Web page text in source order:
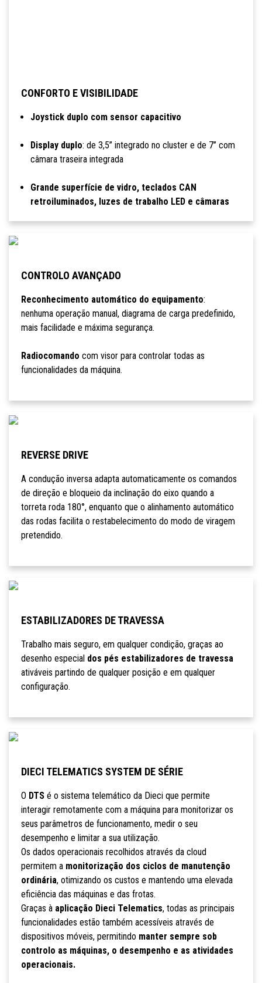
CONFORTO E VISIBILIDADE
Joystick duplo com sensor capacitivo
Display duplo: de 3,5’’ integrado no cluster e de 7’’ com
câmara traseira integrada
Grande superfície de vidro, teclados CAN
retroiluminados, luzes de trabalho LED e câmaras
CONTROLO AVANÇADO
Reconhecimento automático do equipamento:
nenhuma operação manual, diagrama de carga predefinido,
mais facilidade e máxima segurança.
Radiocomando com visor para controlar todas as
funcionalidades da máquina.
REVERSE DRIVE
A condução inversa adapta automaticamente os comandos
de direção e bloqueio da inclinação do eixo quando a
torreta roda 180°, enquanto que o alinhamento automático
das rodas facilita o restabelecimento do modo de viragem
pretendido.
ESTABILIZADORES DE TRAVESSA
Trabalho mais seguro, em qualquer condição, graças ao
desenho especial dos pés estabilizadores de travessa
ativáveis partindo de qualquer posição e em qualquer
configuração.
DIECI TELEMATICS SYSTEM DE SÉRIE
O DTSé o sistema telemático da Dieci que permite
interagir remotamente com a máquina para monitorizar os
seus parâmetros de funcionamento, medir o seu
desempenho e limitar a sua utilização.
Os dados operacionais recolhidos através da cloud
permitem a monitorização dos ciclos de manutenção
ordinária, otimizando os custos e mantendo uma elevada
eficiência das máquinas e das frotas.
Graças à aplicação Dieci Telematics, todas as principais
funcionalidades estão também acessíveis através de
dispositivos móveis, permitindo manter sempre sob
controlo as máquinas, o desempenho e as atividades
operacionais.